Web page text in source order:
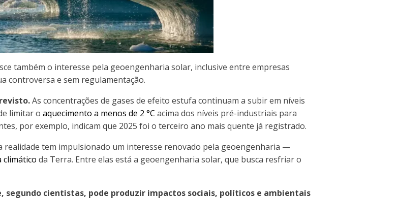
também o interesse pela geoengenharia solar, inclusive entre empresas
controversa e sem regulamentação.
As concentrações de gases de efeito estufa continuam a subir em níveis
limitar o aquecimento a menos de 2 °C acima dos níveis pré-industriais para
por exemplo, indicam que 2025 foi o terceiro ano mais quente já registrado.
realidade tem impulsionado um interesse renovado pela geoengenharia —
climático da Terra. Entre elas está a geoengenharia solar, que busca resfriar o
cientistas, pode produzir impactos sociais, políticos e ambientais